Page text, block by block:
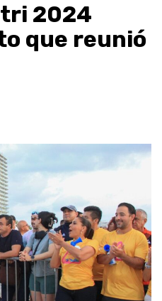
2024
que reunió